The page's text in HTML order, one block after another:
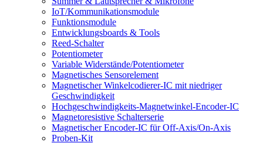
IoT/Kommunikationsmodule
Funktionsmodule
Entwicklungsboards & Tools
Reed-Schalter
Potentiometer
Variable Widerstände/Potentiometer
Magnetisches Sensorelement
Magnetischer Winkelcodierer-IC mit niedriger
Geschwindigkeit
Hochgeschwindigkeits-Magnetwinkel-Encoder-IC
Magnetoresistive Schalterserie
Magnetischer Encoder-IC für Off-Axis/On-Axis
Proben-Kit